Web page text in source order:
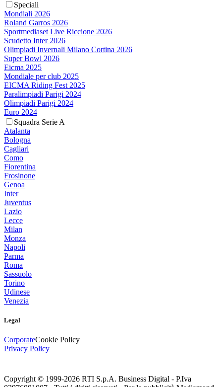
Speciali
Mondiali 2026
Roland Garros 2026
Sportmediaset Live Riccione 2026
Scudetto Inter 2026
Olimpiadi Invernali Milano Cortina 2026
Super Bowl 2026
Eicma 2025
Mondiale per club 2025
EICMA Riding Fest 2025
Paralimpiadi Parigi 2024
Olimpiadi Parigi 2024
Euro 2024
Squadra Serie A
Atalanta
Bologna
Cagliari
Como
Fiorentina
Frosinone
Genoa
Inter
Juventus
Lazio
Lecce
Milan
Monza
Napoli
Parma
Roma
Sassuolo
Torino
Udinese
Venezia
Legal
CorporateCookie Policy
Privacy Policy
Copyright © 1999-2026 RTI S.p.A. Business Digital - P.Iva